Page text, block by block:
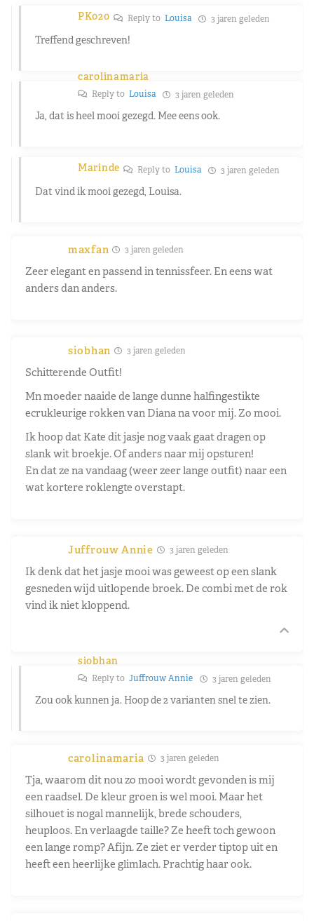
PK020 Reply to Louisa 3 jaren geleden
Treffend geschreven!
carolinamaria
Reply to Louisa 3 jaren geleden
Ja, dat is heel mooi gezegd. Mee eens ook.
Marinde Reply to Louisa 3 jaren geleden
Dat vind ik mooi gezegd, Louisa.
maxfan 3 jaren geleden
Zeer elegant en passend in tennissfeer. En eens wat
anders dan anders.
siobhan 3 jaren geleden
Schitterende Outfit!
Mn moeder naaide de lange dunne halfingestikte
ecrukleurige rokken van Diana na voor mij. Zo mooi.
Ik hoop dat Kate dit jasje nog vaak gaat dragen op
slank wit broekje. Of anders naar mij opsturen!
En dat ze na vandaag (weer zeer lange outfit) naar een
wat kortere roklengte overstapt.
Juffrouw Annie 3 jaren geleden
Ik denk dat het jasje mooi was geweest op een slank
gesneden wijd uitlopende broek. De combi met de rok
vind ik niet kloppend.
siobhan
Reply to Juffrouw Annie 3 jaren geleden
Zou ook kunnen ja. Hoop de 2 varianten snel te zien.
carolinamaria 3 jaren geleden
Tja, waarom dit nou zo mooi wordt gevonden is mij
een raadsel. De kleur groen is wel mooi. Maar het
silhouet is nogal mannelijk, brede schouders,
heuploos. En verlaagde taille? Ze heeft toch gewoon
een lange romp? Afijn. Ze ziet er verder tiptop uit en
heeft een heerlijke glimlach. Prachtig haar ook.